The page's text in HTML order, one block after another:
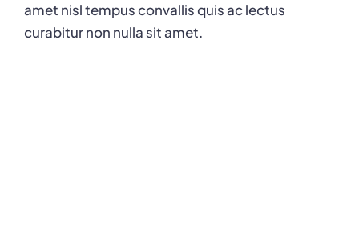
amet nisl tempus convallis quis ac lectus
curabitur non nulla sit amet.